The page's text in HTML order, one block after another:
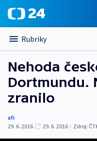
Rubriky
Nehoda
Dortmundu.
zranilo
afi
29. 6. 2016
29. 6. 2016 | Zdroj: